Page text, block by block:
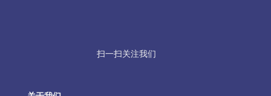
扫一扫关注我们